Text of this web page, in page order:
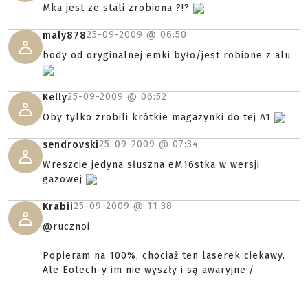
Mka jest ze stali zrobiona ?!?
maly87825-09-2009 @ 06:50
body od oryginalnej emki było/jest robione z alu
Kelly25-09-2009 @ 06:52
Oby tylko zrobili krótkie magazynki do tej A1
sendrovski25-09-2009 @ 07:34
Wreszcie jedyna słuszna eM16stka w wersji
gazowej
Krabii25-09-2009 @ 11:38
@rucznoi
Popieram na 100%, chociaż ten laserek ciekawy.
Ale Eotech-y im nie wyszły i są awaryjne:/